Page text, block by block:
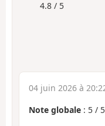
4.8 / 5
04 juin 2026 à
Note globale : 5 / 5